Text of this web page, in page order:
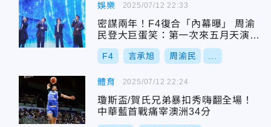
娛樂
密謀兩年！F4復合「內幕曝」 周渝
民登大巨蛋笑：第一次來五月天演唱
會
F4 言承旭 周渝民
2025/07/12 22:33
體育
瓊斯盃/賀氏兄弟暴扣秀嗨翻全場！
中華藍首戰痛宰澳洲34分
2025/07/12 22:24